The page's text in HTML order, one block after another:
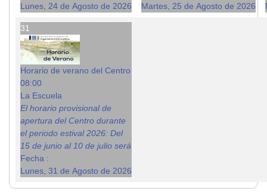
Lunes, 24 de Agosto de 2026
Martes, 25 de Agosto de 2026
31
Horario de verano del Centro
08:00
La Escuela
El horario provisional de
apertura del Centro durante
el periodo estival 2026: Del
15 de junio al 10 de julio será
Fecha :
Lunes, 31 de Agosto de 2026